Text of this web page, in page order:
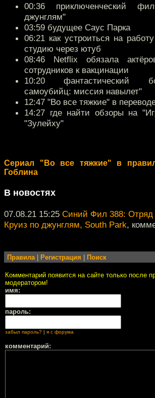
00:36 приключенческий
джунглям"
03:59 будущее Саус Парка
06:21 как устроиться на
студию через ютуб
08:46 Netflix обязала
сотрудников к вакцинации
10:20 фантастический
самоубийц: миссия навылет"
12:47 "Во все тяжкие" в
14:27 где найти обзоры на
"Зулейху"
Сериал "Во все тяжкие" в
Гоблина
В новостях
07.08.21 15:25 Синий Фил 388: Отряд
Круиз по джунглям, South Park,
Правила| Регистрация Поиск
Комментарий появится на сайте только после
модератором!
имя:
пароль:
забыл пароль? | я с форума
комментарий: